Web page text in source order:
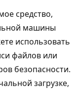
средство,
машины
использовать
файлов или
безопасности.
загрузке,